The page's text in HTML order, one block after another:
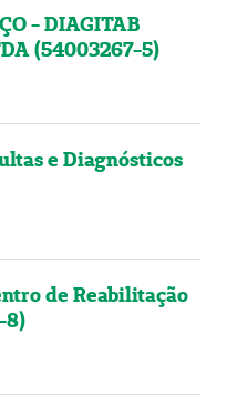
- DIAGITAB
(54003267-5)
e Diagnósticos
de Reabilitação
8)